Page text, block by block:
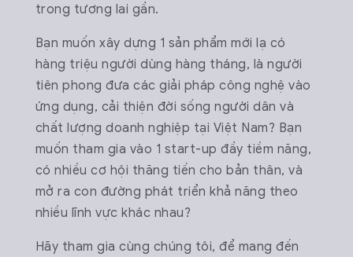
trong tương lai gần.
Bạn muốn xây dựng 1 sản phẩm mới lạ có
hàng triệu người dùng hàng tháng, là người
tiên phong đưa các giải pháp công nghệ vào
ứng dụng, cải thiện đời sống người dân và
chất lượng doanh nghiệp tại Việt Nam? Bạn
muốn tham gia vào 1 start-up đầy tiềm năng,
có nhiều cơ hội thăng tiến cho bản thân, và
mở ra con đường phát triển khả năng theo
nhiều lĩnh vực khác nhau?
Hãy tham gia cùng chúng tôi, để mang đến